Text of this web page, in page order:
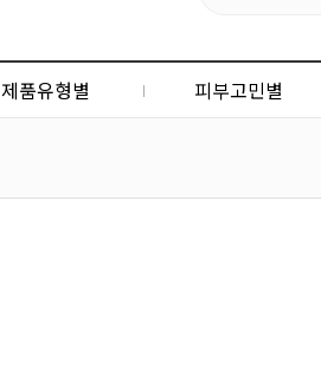
제품유형별 피부고민별